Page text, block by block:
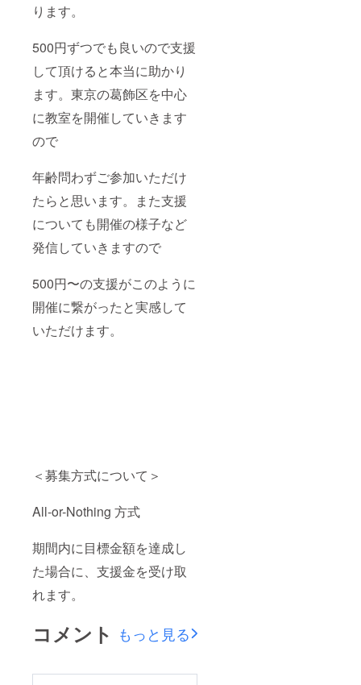
ります。
500円ずつでも良いので支援
して頂けると本当に助かり
ます。東京の葛飾区を中心
に教室を開催していきます
ので
年齢問わずご参加いただけ
たらと思います。また支援
についても開催の様子など
発信していきますので
500円〜の支援がこのように
開催に繋がったと実感して
いただけます。
＜募集方式について＞
All-or-Nothing 方式
期間内に目標金額を達成し
た場合に、支援金を受け取
れます。
コメント もっと見る